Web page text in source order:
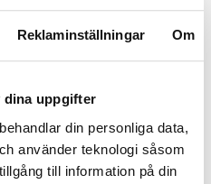
Reklaminställningar Om
dina uppgifter
behandlar din personliga data,
använder teknologi såsom
till information på din
och få nyheter, tips
inkorgen